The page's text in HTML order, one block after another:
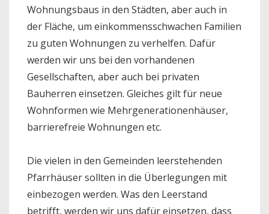
Wohnungsbaus in den Städten, aber auch in
der Fläche, um einkommensschwachen Familien
zu guten Wohnungen zu verhelfen. Dafür
werden wir uns bei den vorhandenen
Gesellschaften, aber auch bei privaten
Bauherren einsetzen. Gleiches gilt für neue
Wohnformen wie Mehrgenerationenhäuser,
barrierefreie Wohnungen etc.
Die vielen in den Gemeinden leerstehenden
Pfarrhäuser sollten in die Überlegungen mit
einbezogen werden. Was den Leerstand
betrifft, werden wir uns dafür einsetzen, dass